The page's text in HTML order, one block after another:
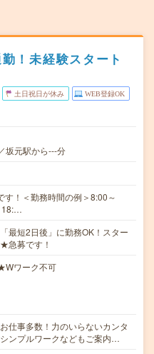
！未経験スタート
土日祝日が休み WEB登録OK
坂元駅から---分
す！＜勤務時間の例＞8:00～
18:…
短2日後」に勤務OK！スター
急募です！
ワーク不可
仕事多数！力のいらないカンタ
ンプルワークなどもご案内…